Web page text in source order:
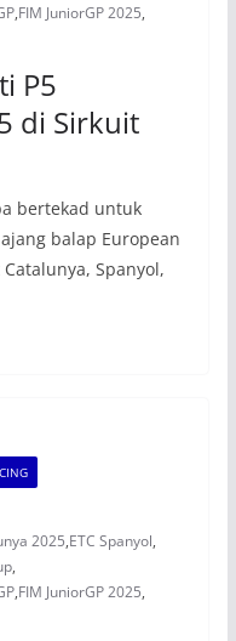
,FIM JuniorGP 2025,
P5
di Sirkuit
bertekad untuk
balap European
Spanyol,
2025,ETC Spanyol,
,
,FIM JuniorGP 2025,